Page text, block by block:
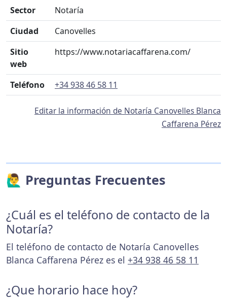
Sector
Notaría
Ciudad
Canovelles
Sitio
web
https://www.notariacaffarena.com/
Teléfono +34 938 46 58 11
Editar la información de Notaría Canovelles Blanca
Caffarena Pérez
🙋‍♂️ Preguntas Frecuentes
¿Cuál es el teléfono de contacto de la
Notaría?
El teléfono de contacto de Notaría Canovelles
Blanca Caffarena Pérez es el +34 938 46 58 11
¿Que horario hace hoy?